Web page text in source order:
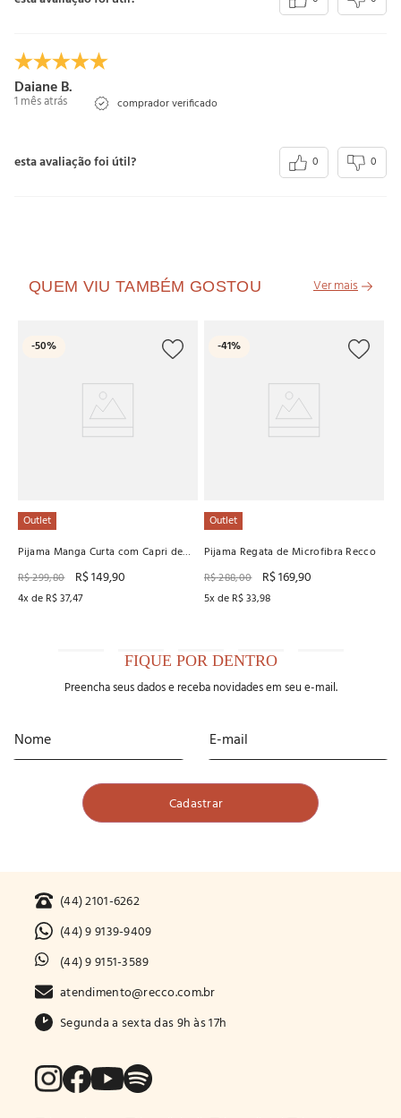
Daiane B.
1 mês atrás comprador verificado
esta avaliação foi útil? 0 0
QUEM VIU TAMBÉM GOSTOU
-50%
Outlet
Pijama Manga Curta com Capri de
R$299,80 R$149,90
4x de R$37,47
-41%
Outlet
Pijama Regata de Microfibra Recco
R$288,00 R$169,90
5x de R$33,98
FIQUE POR DENTRO
Preencha seus dados e receba novidades em seu e-mail.
(44) 2101-6262
(44) 9 9139-9409
(44) 9 9151-3589
atendimento@recco.com.br
Segunda a sexta das 9h às 17h